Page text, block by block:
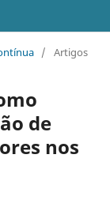
/ Artigos
de
nos